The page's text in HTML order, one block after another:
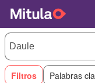
Filtros Palabras